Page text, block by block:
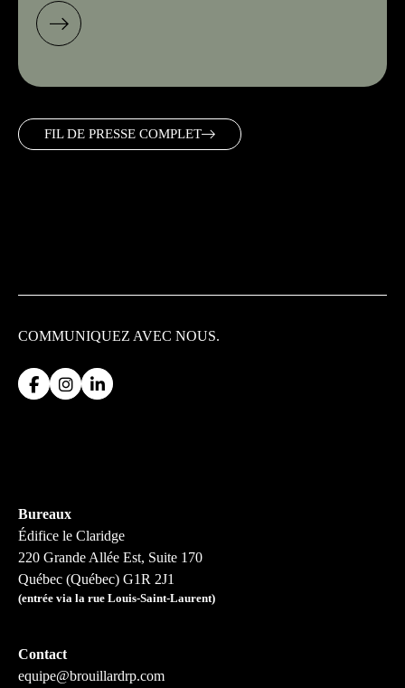
FIL DE PRESSE COMPLET
COMMUNIQUEZ AVEC NOUS.
Bureaux
Édifice le Claridge
220 Grande Allée Est, Suite 170
Québec (Québec) G1R 2J1
(entrée via la rue Louis-Saint-Laurent)
Contact
equipe@brouillardrp.com